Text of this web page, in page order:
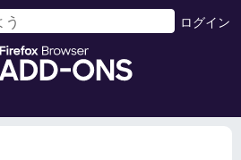
F
e
ログイン